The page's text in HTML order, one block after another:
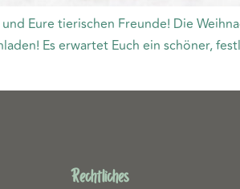
Eure tierischen Freunde! Die
Es erwartet Euch ein schöner,
Rechtliches